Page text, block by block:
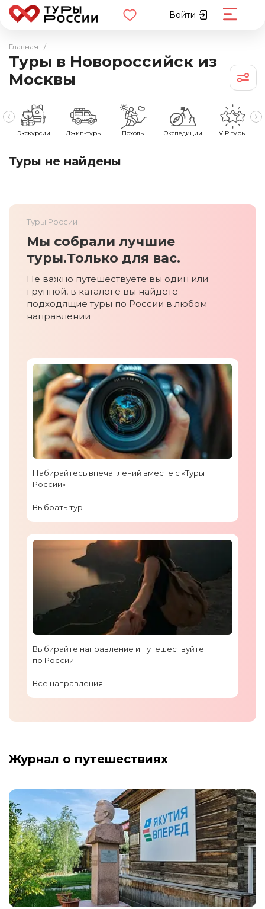
Войти
Главная /
Туры в Новороссийск из
Москвы
Экскурсии Джип-туры Походы Экспедиции VIP туры
Туры не найдены
Туры России
Мы собрали лучшие
туры.Только для вас.
Не важно путешествуете вы один или
группой, в каталоге вы найдете
подходящие туры по России в любом
направлении
Набирайтесь впечатлений вместе с «Туры
России»
Выбрать тур
Выбирайте направление и путешествуйте
по России
Все направления
Журнал о путешествиях